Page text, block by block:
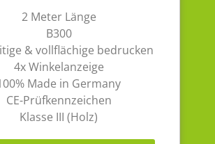
2 Meter Länge
B300
& vollflächige bedrucken
4x Winkelanzeige
Made in Germany
CE-Prüfkennzeichen
Klasse III (Holz)